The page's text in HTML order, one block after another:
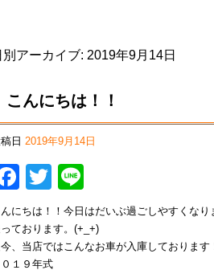
別アーカイブ: 2019年9月14日
こんにちは！！
日 2019年9月14日
Facebook
Twitter
んにちは！！今日はだいぶ過ごしやすくな
ております。(+_+)
今、当店ではこんなお車が入庫しております
０１９年式